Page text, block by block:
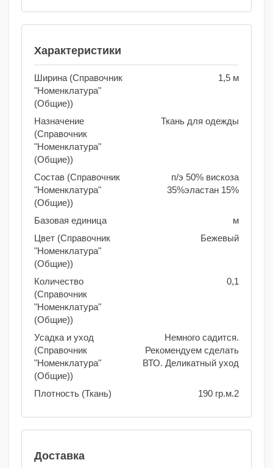
Характеристики
Ширина (Справочник
"Номенклатура"
(Общие))
1,5 м
Назначение
(Справочник
"Номенклатура"
(Общие))
Ткань для одежды
Состав (Справочник
"Номенклатура"
(Общие))
п/э 50% вискоза
35%эластан 15%
Базовая единица
м
Цвет (Справочник
"Номенклатура"
(Общие))
Бежевый
Количество
(Справочник
"Номенклатура"
(Общие))
0,1
Усадка и уход
(Справочник
"Номенклатура"
(Общие))
Немного садится.
Рекомендуем сделать
ВТО. Деликатный уход
Плотность (Ткань) 190 гр.м.2
Доставка